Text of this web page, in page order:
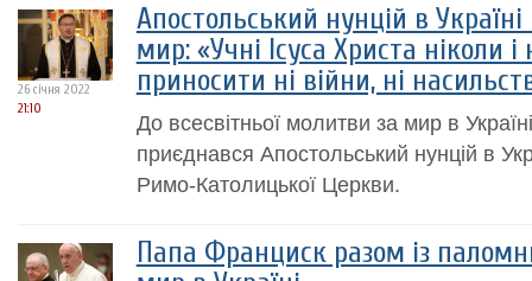
26 січня 2022
21:10
Апостольський нунцій в
мир: «Учні Ісуса Христа ніколи
приносити ні війни, ні
До всесвітньої молитви за мир в
приєднався Апостольський нунцій в
Римо-Католицької Церкви.
Папа Франциск разом із